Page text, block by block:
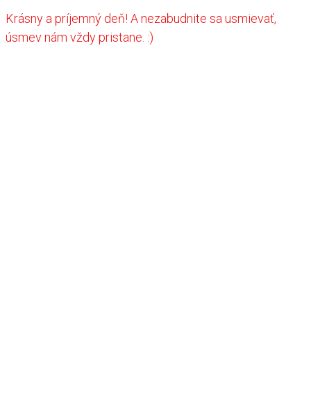
Krásny a príjemný deň! A nezabudnite sa usmievať,
úsmev nám vždy pristane. :)